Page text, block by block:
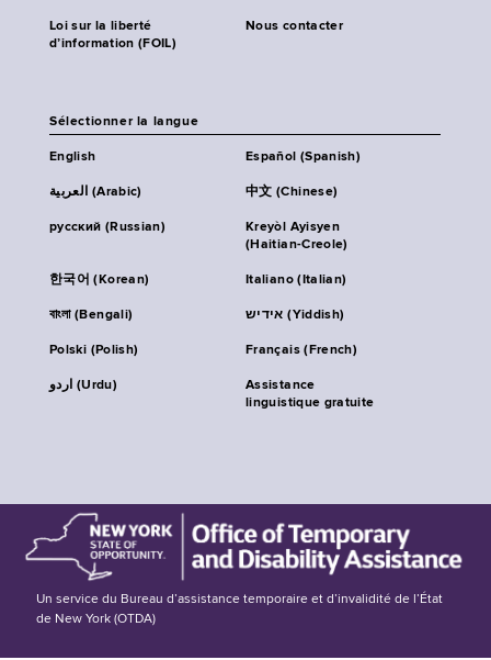
Loi sur la liberté
d’information (FOIL)
Nous contacter
Sélectionner la langue
English Español (Spanish)
العربية (Arabic) 中文 (Chinese)
русский (Russian)
Kreyòl Ayisyen
(Haitian-Creole)
한국어 (Korean) Italiano (Italian)
বাংলা (Bengali) אידיש (Yiddish)
Polski (Polish) Français (French)
اردو (Urdu)
Assistance
linguistique gratuite
Un service du Bureau d’assistance temporaire et d’invalidité de l’État
de New York (OTDA)